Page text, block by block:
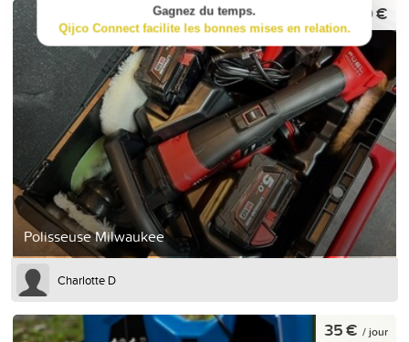
Polisseuse Milwaukee
250 €
Charlotte D
35 € / jour
Gagnez du temps.
Qijco Connect facilite les bonnes mises en relation.